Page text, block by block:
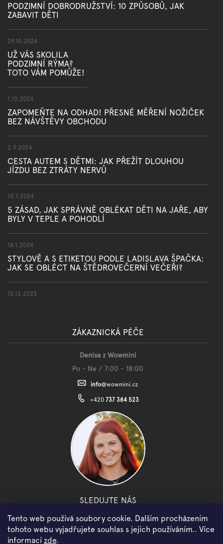
Tento web používá soubory cookie. Dalším procházením
tohoto webu vyjadřujete souhlas s jejich používáním.. Více
informací zde.
PODZIMNÍ DOBRODRUŽSTVÍ: 10 ZPŮSOBŮ, JAK
ZABAVIT DĚTI
29.10.2024
UŽ VÁS SKOLILA
PODZIMNÍ RÝMA?
TOTO VÁM POMŮŽE!
1.10.2024
ZAPOMEŇTE NA ODHAD! PŘESNÉ MĚŘENÍ NOŽIČEK
BEZ NÁVŠTĚVY OBCHODU
2.9.2024
CESTA AUTEM S DĚTMI: JAK PŘEŽÍT DLOUHOU
JÍZDU BEZ ZTRÁTY NERVŮ
10.7.2024
5 ZÁSAD, JAK SPRÁVNĚ OBLÉKAT DĚTI NA JAŘE, ABY
BYLY V TEPLE A POHODLÍ
18.1.2024
STYLOVĚ A S ETIKETOU PODLE LADISLAVA ŠPAČKA:
JAK SE OBLÉCT NA ŠTĚDROVEČERNÍ VEČEŘI?
12.12.2023
ZÁKAZNICKÁ PÉČE
Denisa z Wowmini
Po - Ne / 7:00 - 18:00
info@wowmini.cz
+420 737 384 523
SLEDUJTE NÁS
facebook instagram youtube